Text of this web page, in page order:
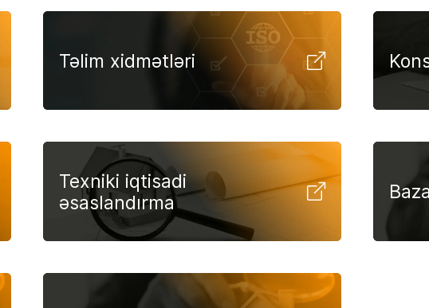
Təlim xidmətləri
Texniki iqtisadi
əsaslandırma